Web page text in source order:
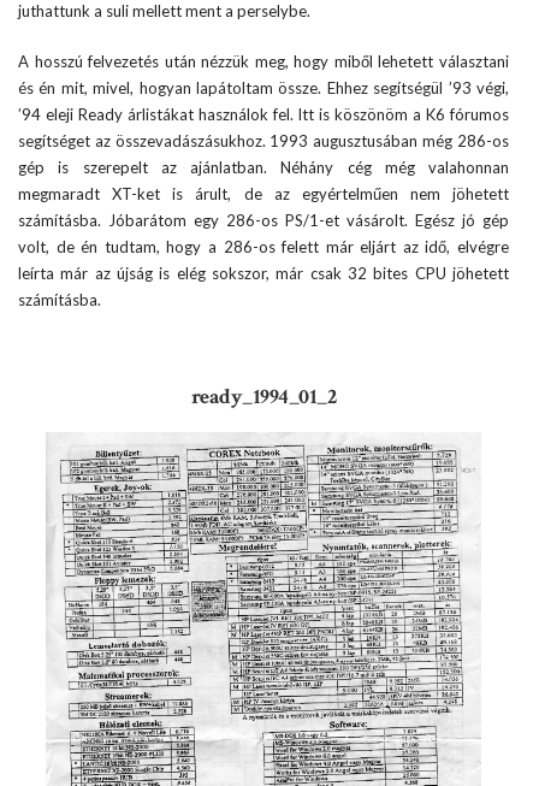
juthattunk a suli mellett ment a perselybe.
A hosszú felvezetés után nézzük meg, hogy miből lehetett választani
és én mit, mivel, hogyan lapátoltam össze. Ehhez segítségül ’93 végi,
’94 eleji Ready árlistákat használok fel. Itt is köszönöm a K6 fórumos
segítséget az összevadászásukhoz. 1993 augusztusában még 286-os
gép is szerepelt az ajánlatban. Néhány cég még valahonnan
megmaradt XT-ket is árult, de az egyértelműen nem jöhetett
számításba. Jóbarátom egy 286-os PS/1-et vásárolt. Egész jó gép
volt, de én tudtam, hogy a 286-os felett már eljárt az idő, elvégre
leírta már az újság is elég sokszor, már csak 32 bites CPU jöhetett
számításba.
ready_1994_01_2